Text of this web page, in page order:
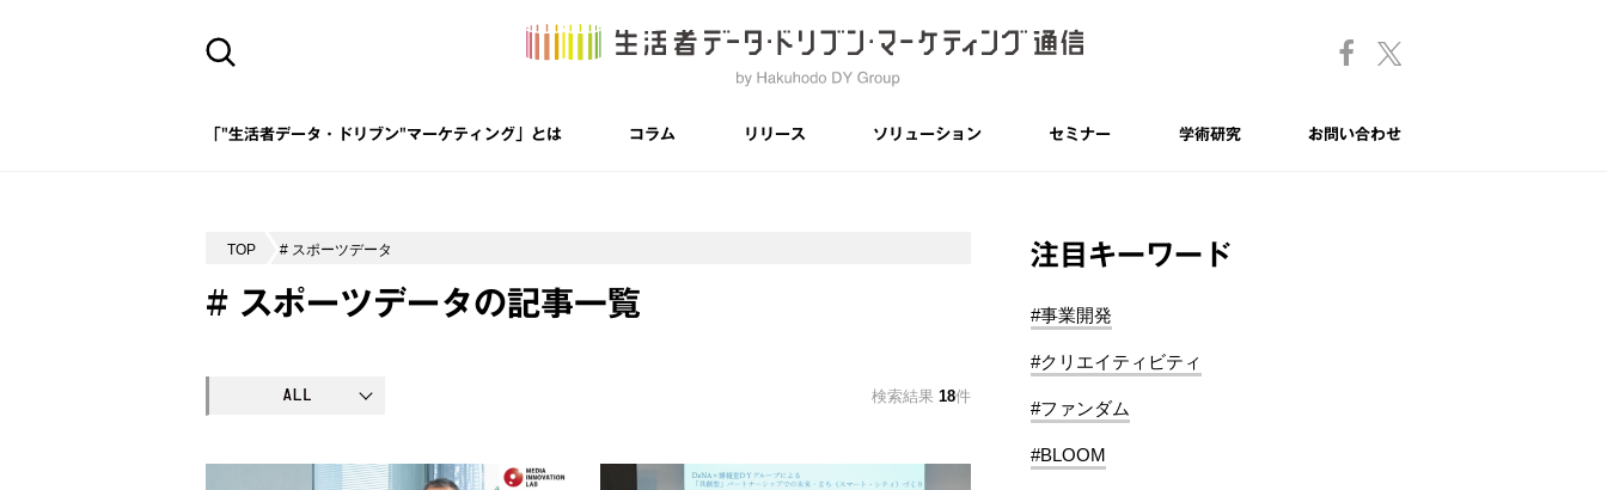
「"生活者データ・ドリブン"マーケティング」とは コラム リリース ソリューション セミナー 学術研究 お問い合わせ
TOP # スポーツデータ
# スポーツデータの記事一覧
検索結果 18件
注目キーワード
#事業開発
#クリエイティビティ
#ファンダム
#BLOOM